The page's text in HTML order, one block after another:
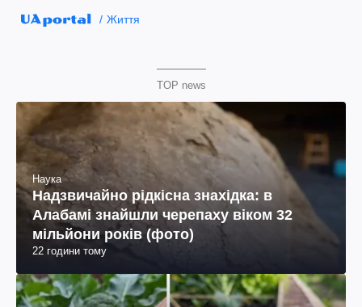
Життя
TOP news
Наука
Надзвичайно рідкісна знахідка: в
Алабамі знайшли черепаху віком 32
мільйони років (фото)
22 години тому